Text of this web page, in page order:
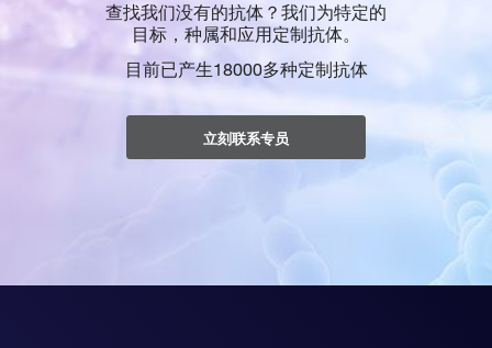
查找我们没有的抗体？我们为特定的
目标，种属和应用定制抗体。
目前已产生18000多种定制抗体
立刻联系专员